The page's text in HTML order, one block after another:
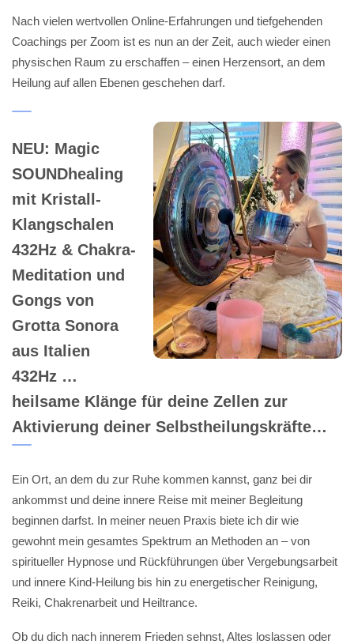
Nach vielen wertvollen Online-Erfahrungen und tiefgehenden
Coachings per Zoom ist es nun an der Zeit, auch wieder einen
physischen Raum zu erschaffen – einen Herzensort, an dem
Heilung auf allen Ebenen geschehen darf.
NEU: Magic
SOUNDhealing
mit Kristall-
Klangschalen
432Hz & Chakra-
Meditation und
Gongs von
Grotta Sonora
aus Italien
432Hz …
heilsame Klänge für deine Zellen zur
Aktivierung deiner Selbstheilungskräfte…
Ein Ort, an dem du zur Ruhe kommen kannst, ganz bei dir
ankommst und deine innere Reise mit meiner Begleitung
beginnen darfst. In meiner neuen Praxis biete ich dir wie
gewohnt mein gesamtes Spektrum an Methoden an – von
spiritueller Hypnose und Rückführungen über Vergebungsarbeit
und innere Kind-Heilung bis hin zu energetischer Reinigung,
Reiki, Chakrenarbeit und Heiltrance.
Ob du dich nach innerem Frieden sehnst, Altes loslassen oder